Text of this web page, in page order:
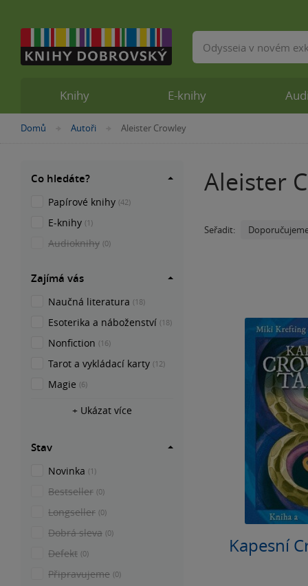
Nacházíte
Domů »Autoři »Aleister Crowley
Aleister
Seřadit:
Kapesní
Co hledáte?
Papírové knihy (42)
E-knihy (1)
Audioknihy (0)
Zajímá vás
Naučná literatura (18)
Esoterika a náboženství (18)
Nonfiction (16)
Tarot a vykládací karty (12)
Magie (6)
+ Ukázat více
Stav
Novinka (1)
Bestseller (0)
Longseller (0)
Dobrá sleva (0)
Defekt (0)
Připravujeme (0)
Knihy E-knihy
Vyhledávání